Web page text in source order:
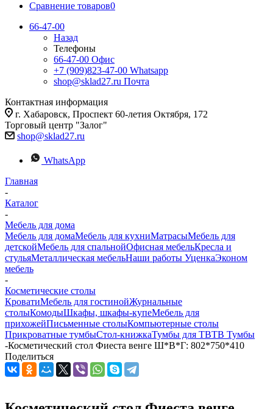
Сравнение товаров0
66-47-00
Назад
Телефоны
66-47-00 Офис
+7 (909)823-47-00 Whatsapp
shop@sklad27.ru Почта
Контактная информация
г. Хабаровск, Проспект 60-летия Октября, 172
Торговый центр "Залог"
shop@sklad27.ru
WhatsApp
Главная
-
Каталог
-
Мебель для дома
Мебель для домаМебель для кухниМатраcыМебель для
детскойМебель для спальнойОфисная мебельКресла и
стульяМеталлическая мебельНаши работы УценкаЭконом
мебель
-
Косметические столы
КроватиМебель для гостинойЖурнальные
столыКомодыШкафы, шкафы-купеМебель для
прихожейПисьменные столыКомпьютерные столы
Прикроватные тумбыСтол-книжкаТумбы для ТВТВ Тумбы
-Косметический стол Фиеста венге Ш*В*Г: 802*750*410
Поделиться